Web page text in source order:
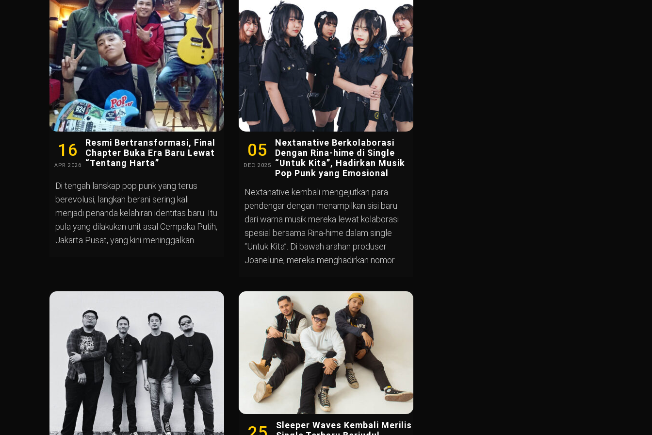
16
APR 2026
Resmi Bertransformasi, Final
Chapter Buka Era Baru Lewat
“Tentang Harta”
Di tengah lanskap pop punk yang terus
berevolusi, langkah berani sering kali
menjadi penanda kelahiran identitas baru. Itu
pula yang dilakukan unit asal Cempaka Putih,
Jakarta Pusat, yang kini meninggalkan
05
DEC 2025
Nextanative Berkolaborasi
Dengan Rina-hime di Single
“Untuk Kita”, Hadirkan Musik
Pop Punk yang Emosional
Nextanative kembali mengejutkan para
pendengar dengan menampilkan sisi baru
dari warna musik mereka lewat kolaborasi
spesial bersama Rina-hime dalam single
“Untuk Kita”. Di bawah arahan produser
Joanelune, mereka menghadirkan nomor
Sleeper Waves Kembali Merilis